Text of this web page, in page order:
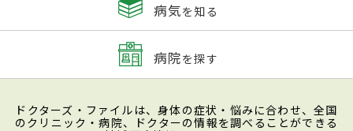
病気を知る
病院を探す
ドクターズ・ファイルは、身体の症状・悩みに合わせ、全国
のクリニック・病院、ドクターの情報を調べることができる